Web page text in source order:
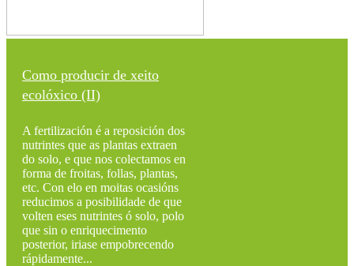
Como producir de xeito
ecolóxico (II)
A fertilización é a reposición dos
nutrintes que as plantas extraen
do solo, e que nos colectamos en
forma de froitas, follas, plantas,
etc. Con elo en moitas ocasións
reducimos a posibilidade de que
volten eses nutrintes ó solo, polo
que sin o enriquecimento
posterior, iriase empobrecendo
rápidamente...